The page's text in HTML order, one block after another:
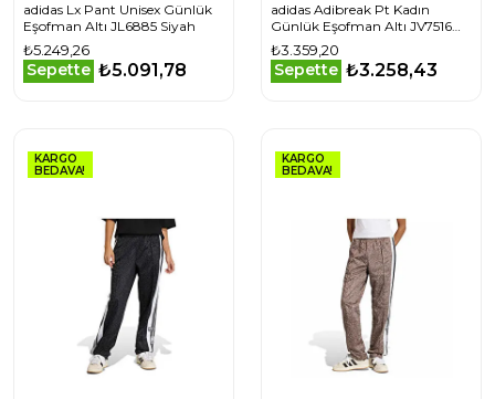
adidas Lx Pant Unisex Günlük
Eşofman Altı JL6885 Siyah
₺5.249,26
Sepette ₺5.091,78
adidas Adibreak Pt Kadın
Günlük Eşofman Altı JV7516
Mor
₺3.359,20
Sepette ₺3.258,43
KARGO
BEDAVA!
KARGO
BEDAVA!